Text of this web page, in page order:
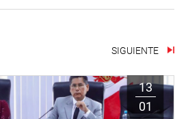
SIGUIENTE
13
01